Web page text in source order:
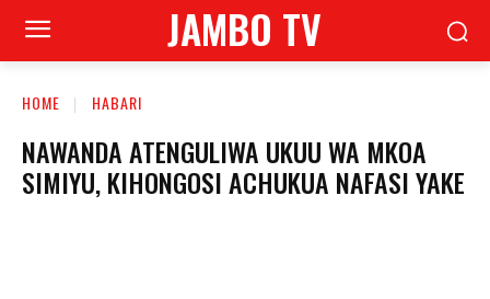
JAMBO TV
HOME HABARI
NAWANDA ATENGULIWA UKUU WA MKOA
SIMIYU, KIHONGOSI ACHUKUA NAFASI YAKE